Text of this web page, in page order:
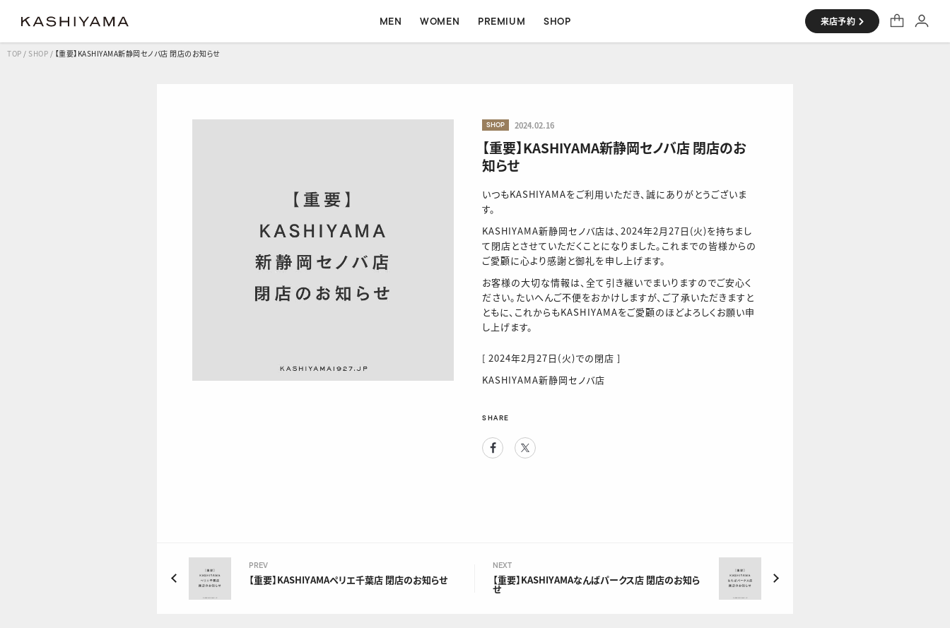
MEN
イージー シャツ
WOMEN
フォーマル シャツ
PREMIUM SHOP 来店予約
TOP / SHOP / 【重要】KASHIYAMA新静岡セノバ店 閉店のお知らせ
SHOP 2024.02.16
【重要】KASHIYAMA新静岡セノバ店 閉店のお
知らせ
いつもKASHIYAMAをご利用いただき、誠にありがとうございま
す。
KASHIYAMA新静岡セノバ店は、2024年2月27日(火)を持ちまし
て閉店とさせていただくことになりました。これまでの皆様からの
ご愛顧に心より感謝と御礼を申し上げます。
お客様の大切な情報は、全て引き継いでまいりますのでご安心く
ださい。たいへんご不便をおかけしますが、ご了承いただきますと
ともに、これからもKASHIYAMAをご愛顧のほどよろしくお願い申
し上げます。
[ 2024年2月27日(火)での閉店 ]
KASHIYAMA新静岡セノバ店
SHARE
Facebook
PREV
【重要】KASHIYAMAペリエ千葉店 閉店のお知らせ
NEXT
【重要】KASHIYAMAなんばパークス店 閉店のお知ら
せ